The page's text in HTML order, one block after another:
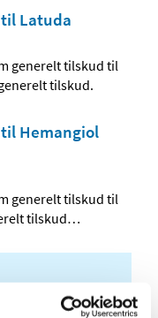
Latuda
generelt tilskud til
tilskud.
Hemangiol
generelt tilskud til
tilskud…